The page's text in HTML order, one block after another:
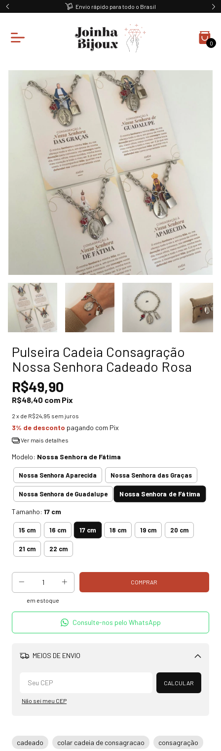
Envio rápido para todo o Brasil
0
Pulseira Cadeia Consagração
Nossa Senhora Cadeado Rosa
R$49,90
R$48,40 com Pix
2 x de R$24,95 sem juros
3% de desconto pagando com Pix
Ver mais detalhes
Modelo: Nossa Senhora de Fátima
Nossa Senhora Aparecida Nossa Senhora das Graças
Nossa Senhora de Guadalupe Nossa Senhora de Fátima
Tamanho: 17 cm
15 cm 16 cm 17 cm 18 cm 19 cm 20 cm
21 cm 22 cm
em estoque
Consulte-nos pelo WhatsApp
MEIOS DE ENVIO
Alterar CEP
CALCULAR
Não sei meu CEP
cadeado colar cadeia de consagracao
consagração